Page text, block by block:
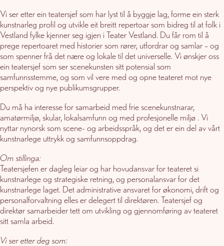
Vi ser etter ein teatersjef som har lyst til å byggje lag, forme ein sterk
kunstnarleg profil og utvikle eit breitt repertoar som bidreg til at folk i
Vestland fylke kjenner seg igjen i Teater Vestland. Du får rom til å
prege repertoaret med historier som rører, utfordrar og samlar – og
som spenner frå det nære og lokale til det universelle. Vi ønskjer oss
ein teatersjef som ser scenekunsten sitt potensial som
samfunnsstemme, og som vil vere med og opne teateret mot nye
perspektiv og nye publikumsgrupper.
Du må ha interesse for samarbeid med frie scenekunstnarar,
amatørmiljø, skular, lokalsamfunn og med profesjonelle miljø . Vi
nyttar nynorsk som scene- og arbeidsspråk, og det er ein del av vårt
kunstnarlege uttrykk og samfunnsoppdrag.
Om stillinga:
Teatersjefen er dagleg leiar og har hovudansvar for teateret si
kunstnarlege og strategiske retning, og personalansvar for det
kunstnarlege laget. Det administrative ansvaret for økonomi, drift og
personalforvaltning elles er delegert til direktøren. Teatersjef og
direktør samarbeider tett om utvikling og gjennomføring av teateret
sitt samla arbeid.
Vi ser etter deg som: